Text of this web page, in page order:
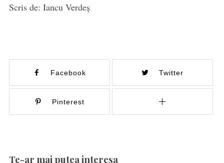
Scris de: Iancu Verdeș
Facebook Twitter
Pinterest
Te-ar mai putea interesa